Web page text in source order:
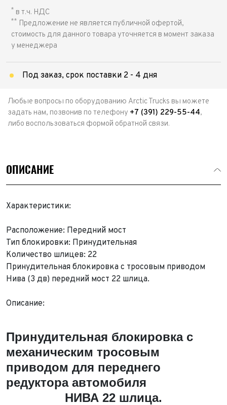
* в т.ч. НДС
** Предложение не является публичной офертой,
стоимость для данного товара уточняется в момент заказа
у менеджера
Под заказ, срок поставки 2 - 4 дня
Любые вопросы по оборудованию Arctic Trucks вы можете
задать нам, позвонив по телефону +7 (391) 229-55-44,
либо воспользоваться формой обратной связи.
ОПИСАНИЕ
Характеристики:
Расположение: Передний мост
Тип блокировки: Принудительная
Количество шлицев: 22
Принудительная блокировка с тросовым приводом
Нива (3 дв) передний мост 22 шлица.
Описание:
Принудительная блокировка с
механическим тросовым
приводом для переднего
редуктора автомобиля
НИВА 22 шлица.
Обратная связь
Выкуп авто
Заявка на оценку